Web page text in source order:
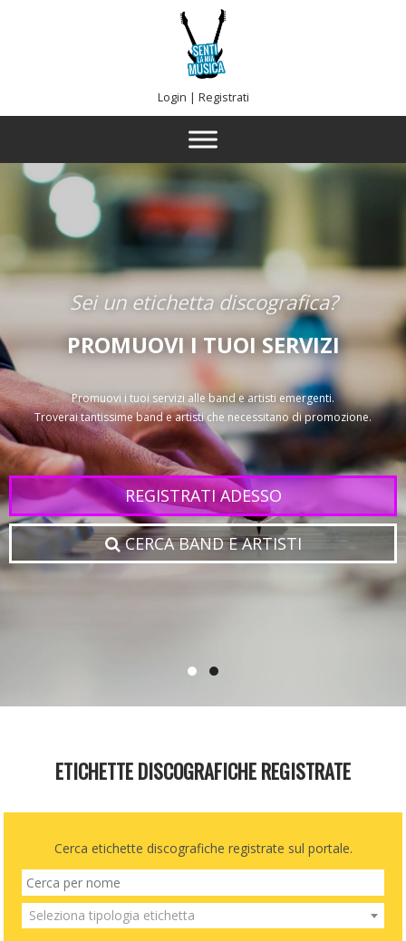
Login | Registrati
Sei un etichetta discografica?
PROMUOVI I TUOI SERVIZI
Promuovi i tuoi servizi alle band e artisti emergenti.
Troverai tantissime band e artisti che necessitano di promozione.
REGISTRATI ADESSO
CERCA BAND E ARTISTI
Utilizza il form di ricerca per trovare l'etichetta più adatta alla tua musica.
Registrati e crea una pagina come band/artista con tutte le tue informazioni.
Contatta le case discografiche.
REGISTRATI ADESSO
CERCA CASE DISCOGRAFICHE
ETICHETTE DISCOGRAFICHE REGISTRATE
Cerca etichette discografiche registrate sul portale.
Seleziona tipologia etichetta